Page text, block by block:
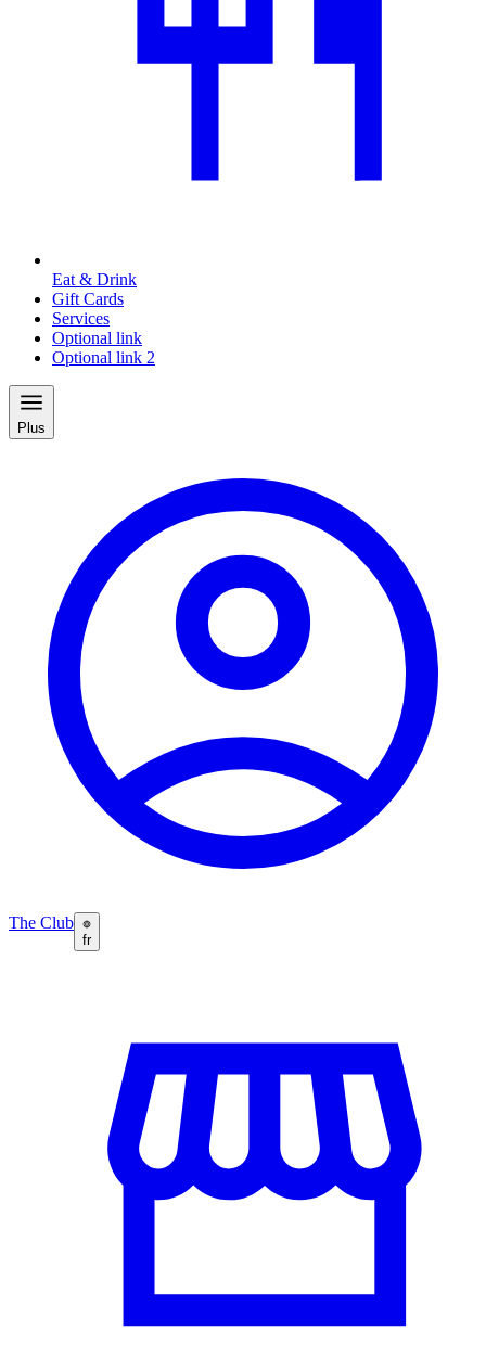
Eat & Drink
Gift Cards
Services
Optional link
Optional link 2
Plus
The Club
fr